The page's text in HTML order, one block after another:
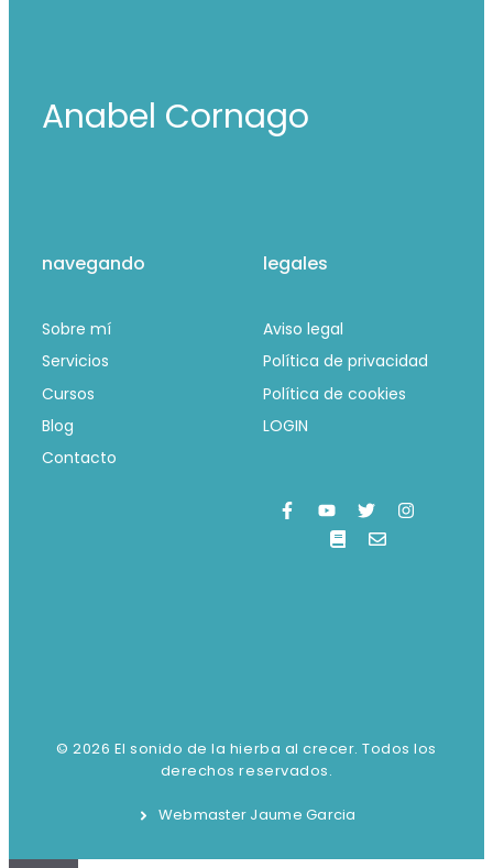
Anabel Cornago
navegando
Sobre mí
Servicios
Cursos
Blog
Contacto
legales
Aviso legal
Política de privacidad
Política de cookies
LOGIN
© 2026 El sonido de la hierba al crecer. Todos los
derechos reservados.
Webmaster Jaume Garcia